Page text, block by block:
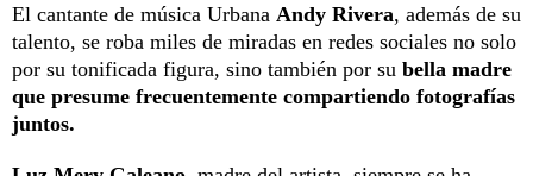
El cantante de música Urbana Andy Rivera, además de su
talento, se roba miles de miradas en redes sociales no solo
por su tonificada figura, sino también por su bella madre
que presume frecuentemente compartiendo fotografías
juntos.